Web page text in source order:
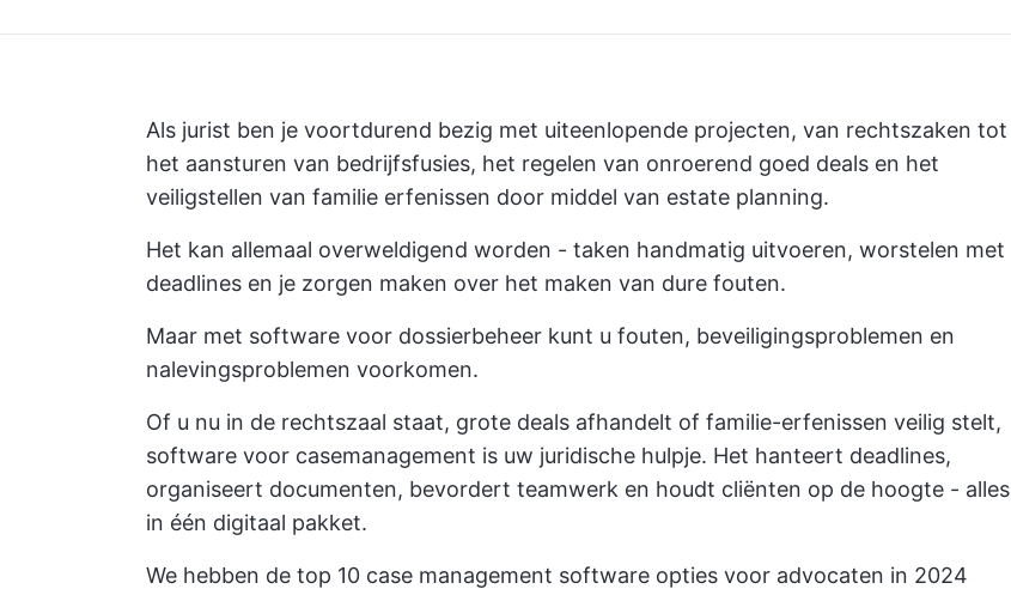
Als jurist ben je voortdurend bezig met uiteenlopende projecten, van rechtszaken tot
het aansturen van bedrijfsfusies, het regelen van onroerend goed deals en het
veiligstellen van familie erfenissen door middel van estate planning.
Het kan allemaal overweldigend worden - taken handmatig uitvoeren, worstelen met
deadlines en je zorgen maken over het maken van dure fouten.
Maar met software voor dossierbeheer kunt u fouten, beveiligingsproblemen en
nalevingsproblemen voorkomen.
Of u nu in de rechtszaal staat, grote deals afhandelt of familie-erfenissen veilig stelt,
software voor casemanagement is uw juridische hulpje. Het hanteert deadlines,
organiseert documenten, bevordert teamwerk en houdt cliënten op de hoogte - alles
in één digitaal pakket.
We hebben de top 10 case management software opties voor advocaten in 2024